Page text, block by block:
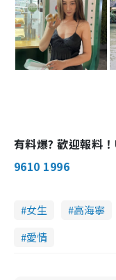
有料爆? 歡迎報料
9610 1996
女生 高海寧
愛情